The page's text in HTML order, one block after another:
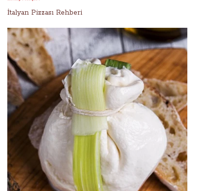
İtalyan Pizzası Rehberi